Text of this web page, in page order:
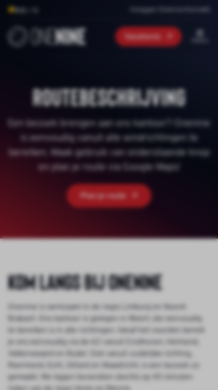
9.0 Inloggen Onenine Konnekt
Vacatures
Routebeschrijving
Een bezoek brengen aan ons kantoor? Onenine
is eenvoudig vanuit alle windrichtingen te
bereiken. Maak gebruik van onderstaande knop
en plan je route via Google Maps!
Plan je route
Kom langs bij Onenine
Onenine is werkzaam in de regio Limburg en Noord-
Brabant. Ons kantoor is gelegen in Weert, die eenvoudig
te bereiken is in alle richtingen. Vanaf het noorden bereik
je ons eenvoudig via de A2 vanuit Eindhoven, Helmond,
Valkenswaard en Budel. Ook vanuit zuidelijke richting,
Roermond, Echt, Sittard en Maastricht, is een bezoek zo
gemaakt. We liggen bovendien slechts op 45 minuten